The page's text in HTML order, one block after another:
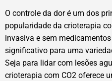
O controle da dor é um dos
popularidade da crioterapia
invasiva e sem
significativo para uma
Seja para lidar com lesões
crioterapia com CO2 oferece